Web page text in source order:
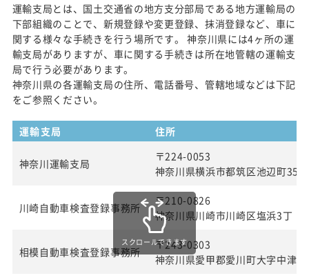
運輸支局とは、国土交通省の地方支分部局である地方運輸局の
下部組織のことで、新規登録や変更登録、抹消登録など、車に
関する様々な手続きを行う場所です。 神奈川県には4ヶ所の運
輸支局がありますが、車に関する手続きは所在地管轄の運輸支
局で行う必要があります。
神奈川県の各運輸支局の住所、電話番号、管轄地域などは下記
をご参照ください。
運輸支局 住所
神奈川運輸支局
〒224-0053
神奈川県横浜市都筑区池辺町
川崎自動車検査登録事務所
〒210-0826
神奈川県川崎市川崎区塩浜3丁
相模自動車検査登録事務所
〒243-0303
神奈川県愛甲郡愛川町大字中津
スクロールできます